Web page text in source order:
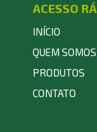
ACESSO
INÍCIO
QUEM SOMOS
PRODUTOS
CONTATO